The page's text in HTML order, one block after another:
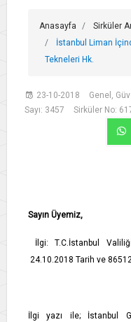
Anasayfa
Sirküler
İstanbul Liman
Tekneleri Hk.
23-10-2018
Genel,
Sayı: 3457
Sirküler No:
Sayın Üyemiz,
İlgi: T.C.İstanbul
24.10.2018 Tarih ve
İlgi yazı ile; İstanbul